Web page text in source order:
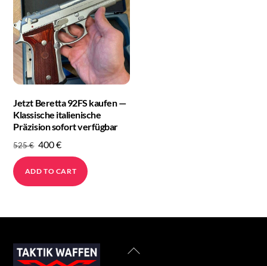
Jetzt Beretta 92FS kaufen —
Klassische italienische
Präzision sofort verfügbar
525€ Original
price
was:
525 €.
400€Current
price
is:
400 €.
ADD TO CART
Back